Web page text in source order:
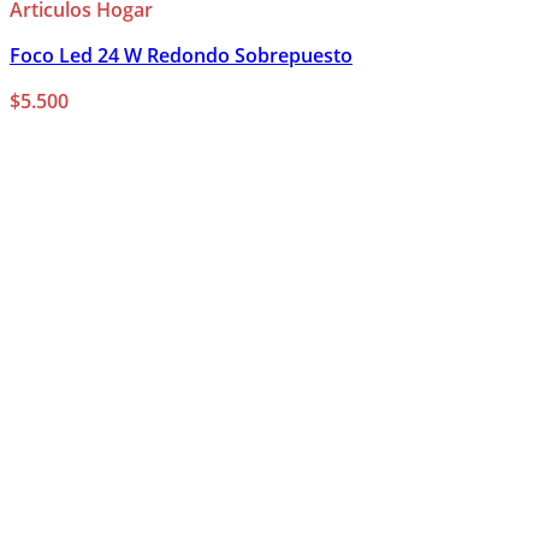
Articulos Hogar
Foco Led 24 W Redondo Sobrepuesto
$5.500